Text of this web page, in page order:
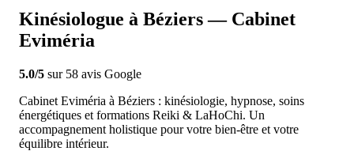
Kinésiologue à Béziers — Cabinet
Eviméria
5.0/5 sur 58 avis Google
Cabinet Eviméria à Béziers : kinésiologie, hypnose, soins
énergétiques et formations Reiki & LaHoChi. Un
accompagnement holistique pour votre bien-être et votre
équilibre intérieur.